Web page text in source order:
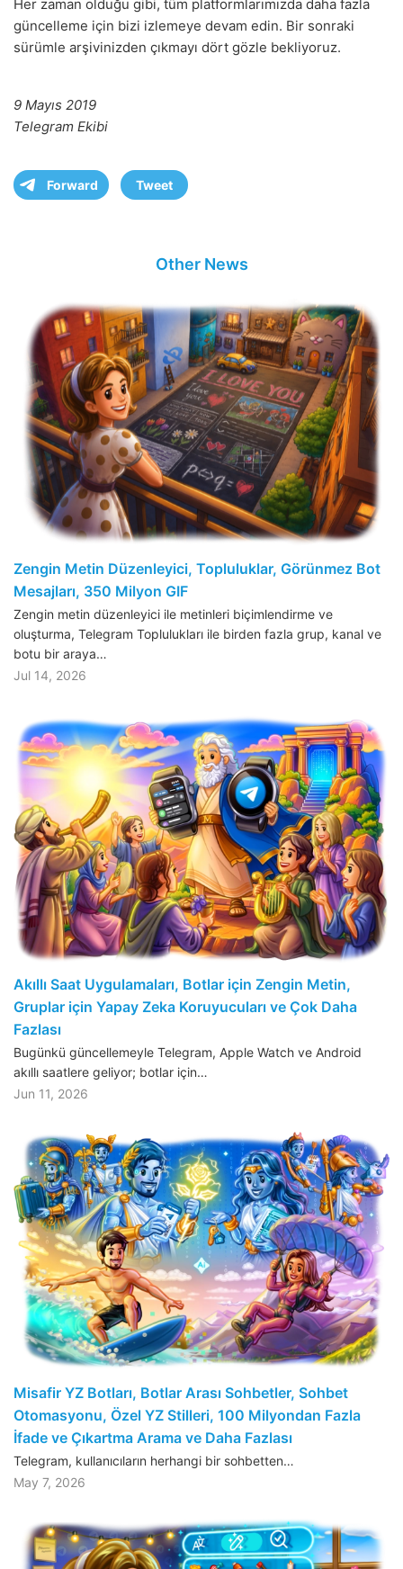
Her zaman olduğu gibi, tüm platformlarımızda daha fazla
güncelleme için bizi izlemeye devam edin. Bir sonraki
sürümle arşivinizden çıkmayı dört gözle bekliyoruz.
9 Mayıs 2019
Telegram Ekibi
Forward Tweet
Other News
Zengin Metin Düzenleyici, Topluluklar, Görünmez Bot
Mesajları, 350 Milyon GIF
Zengin metin düzenleyici ile metinleri biçimlendirme ve
oluşturma, Telegram Toplulukları ile birden fazla grup, kanal ve
botu bir araya…
Jul 14, 2026
Akıllı Saat Uygulamaları, Botlar için Zengin Metin,
Gruplar için Yapay Zeka Koruyucuları ve Çok Daha
Fazlası
Bugünkü güncellemeyle Telegram, Apple Watch ve Android
akıllı saatlere geliyor; botlar için…
Jun 11, 2026
Misafir YZ Botları, Botlar Arası Sohbetler, Sohbet
Otomasyonu, Özel YZ Stilleri, 100 Milyondan Fazla
İfade ve Çıkartma Arama ve Daha Fazlası
Telegram, kullanıcıların herhangi bir sohbetten…
May 7, 2026